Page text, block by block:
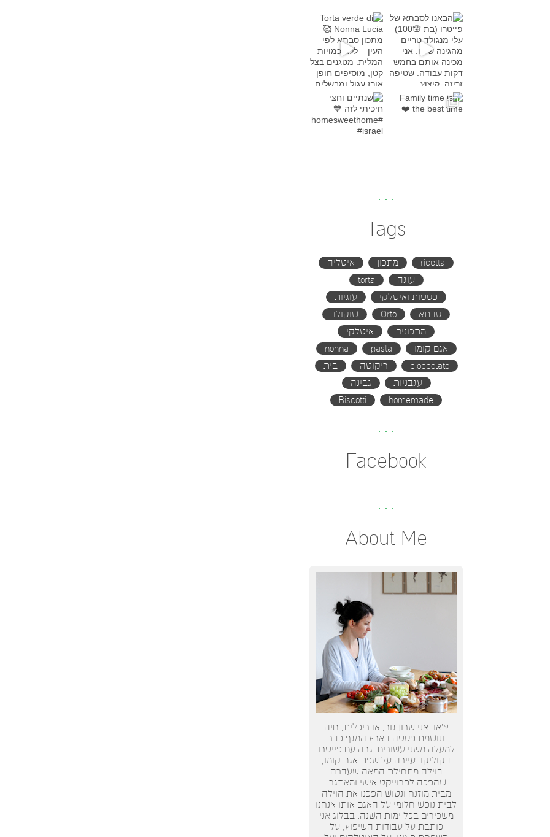
Torta verde di Nonna Lucia מתכון סבת
שנתיים וחצי חיכיתי לזה
Tags
ricetta מתכון
איטליה
עוגה
torta
פסטות ואיטלקי
עוגיות
סבתא
Orto
שוקולד
מתכונים
איטלקי
אגם קומו
pasta
nonna
cioccolato
ריקוטה
בית
עגבניות
גבינה
homemade
Biscotti
Facebook
About Me
צ’או, אני שרון גור, אדריכלית, חיה
ונושמת פסטה בארץ המגף כבר
למעלה משני עשורים. גרה עם פייטרו
בקוליקו, עיירה על שפת אגם קומו,
בוילה מתחילת המאה שעברה
שהפכה לפרוייקט אישי ומאתגר.
מבית מוזנח ונטוש הפכנו את הוילה
לבית נופש חלומי על האגם אותו אנחנו
משכירים בכל ימות השנה. בבלוג אני
כותבת על עבודות השיפוץ, על